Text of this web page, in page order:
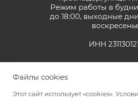
Режим работы в
до 18:00, выходные
ИНН
Файлы cookies
Этот сайт использует «cookies».